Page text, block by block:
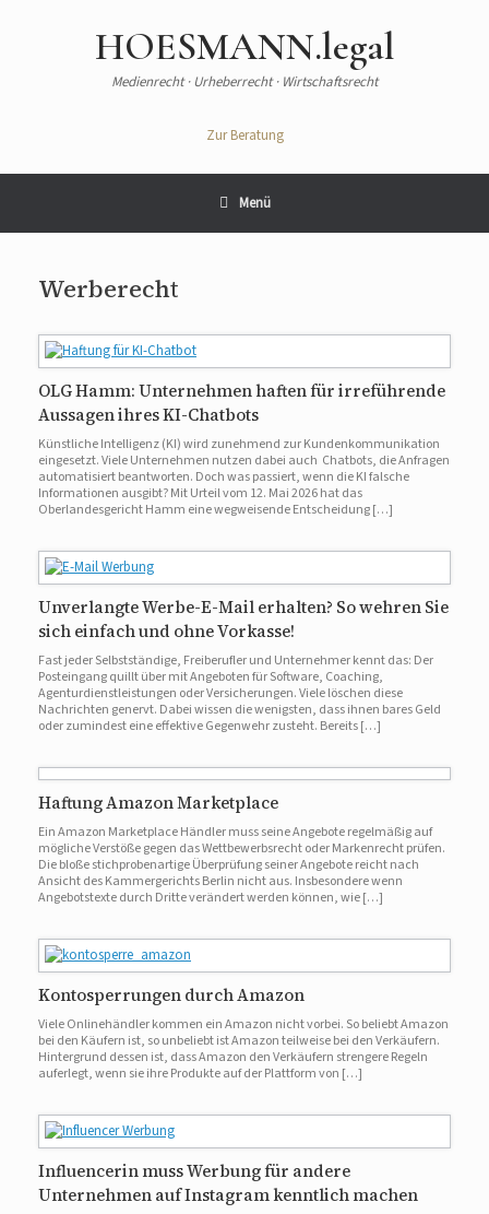
HOESMANN.legal
Medienrecht · Urheberrecht · Wirtschaftsrecht
Zur Beratung
Menü
Werberecht
OLG Hamm: Unternehmen haften für irreführende
Aussagen ihres KI-Chatbots
Künstliche Intelligenz (KI) wird zunehmend zur Kundenkommunikation
eingesetzt. Viele Unternehmen nutzen dabei auch Chatbots, die Anfragen
automatisiert beantworten. Doch was passiert, wenn die KI falsche
Informationen ausgibt? Mit Urteil vom 12. Mai 2026 hat das
Oberlandesgericht Hamm eine wegweisende Entscheidung […]
Unverlangte Werbe-E-Mail erhalten? So wehren Sie
sich einfach und ohne Vorkasse!
Fast jeder Selbstständige, Freiberufler und Unternehmer kennt das: Der
Posteingang quillt über mit Angeboten für Software, Coaching,
Agenturdienstleistungen oder Versicherungen. Viele löschen diese
Nachrichten genervt. Dabei wissen die wenigsten, dass ihnen bares Geld
oder zumindest eine effektive Gegenwehr zusteht. Bereits […]
Haftung Amazon Marketplace
Ein Amazon Marketplace Händler muss seine Angebote regelmäßig auf
mögliche Verstöße gegen das Wettbewerbsrecht oder Markenrecht prüfen.
Die bloße stichprobenartige Überprüfung seiner Angebote reicht nach
Ansicht des Kammergerichts Berlin nicht aus. Insbesondere wenn
Angebotstexte durch Dritte verändert werden können, wie […]
Kontosperrungen durch Amazon
Viele Onlinehändler kommen ein Amazon nicht vorbei. So beliebt Amazon
bei den Käufern ist, so unbeliebt ist Amazon teilweise bei den Verkäufern.
Hintergrund dessen ist, dass Amazon den Verkäufern strengere Regeln
auferlegt, wenn sie ihre Produkte auf der Plattform von […]
Influencerin muss Werbung für andere
Unternehmen auf Instagram kenntlich machen